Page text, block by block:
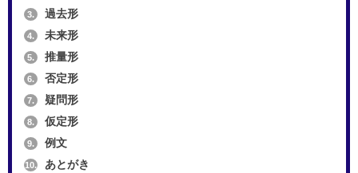
3. 過去形
4. 未来形
5. 推量形
6. 否定形
7. 疑問形
8. 仮定形
9. 例文
10. あとがき